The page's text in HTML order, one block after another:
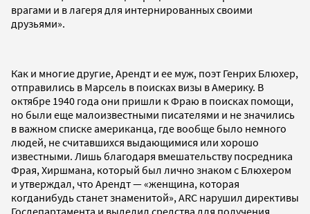
врагами и в лагеря для интернированных своими
друзьями».
Как и многие другие, Арендт и ее муж, поэт Генрих Блюхер,
отправились в Марсель в поисках визы в Америку. В
октябре 1940 года они пришли к Фраю в поисках помощи,
но были еще малоизвестными писателями и не значились
в важном списке американца, где вообще было немного
людей, не считавшихся выдающимися или хорошо
известными. Лишь благодаря вмешательству посредника
Фрая, Хиршмана, который был лично знаком с Блюхером
и утверждал, что Арендт — «женщина, которая
когданибудь станет знаменитой», ARC нарушил директивы
Госдепартамента и выделил средства для получения